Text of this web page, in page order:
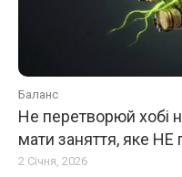
Баланс
Не перетворюй хобі
мати заняття, яке
2 Січня, 2026